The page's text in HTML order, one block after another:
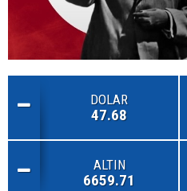
DOLAR
47.68
ALTIN
6659.71